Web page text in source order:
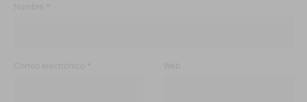
Nombre
Correo electrónico Web